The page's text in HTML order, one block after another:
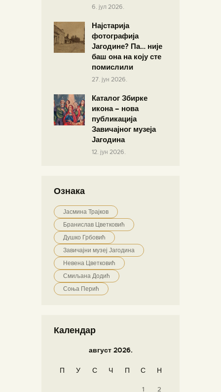
6. јул 2026.
Најстарија
фотографија
Јагодине? Па… није
баш она на коју сте
помислили
27. јун 2026.
Каталог Збирке
икона – нова
публикација
Завичајног музеја
Јагодина
12. јун 2026.
Ознака
Јасмина Трајков
Бранислав Цветковић
Душко Грбовић
Завичајни музеј Јагодина
Невена Цветковић
Смиљана Додић
Соња Перић
Календар
август 2026.
П У С Ч П С Н
1
2